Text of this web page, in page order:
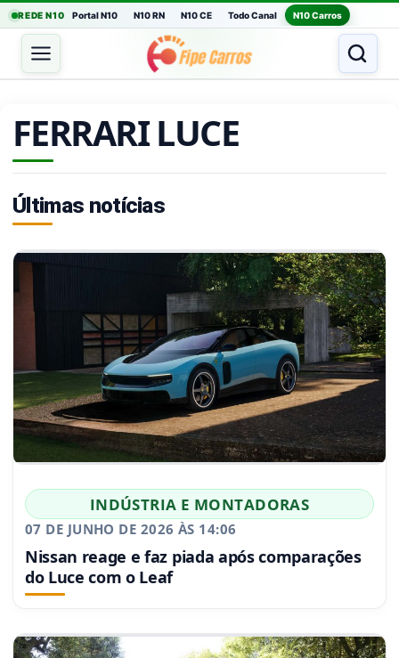
REDE N10 Portal N10 N10 RN N10 CE Todo Canal N10 Carros
FERRARI LUCE
Últimas notícias
INDÚSTRIA E MONTADORAS
07 DE JUNHO DE 2026 ÀS 14:06
Nissan reage e faz piada após comparações
do Luce com o Leaf